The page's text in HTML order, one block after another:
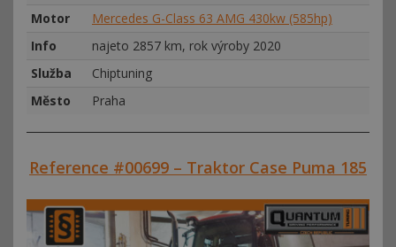
Motor
Mercedes G-Class 63 AMG 430kw (585hp)
Info
najeto 2857 km, rok výroby 2020
Služba
Chiptuning
Město
Praha
Reference #00699 – Traktor Case Puma 185